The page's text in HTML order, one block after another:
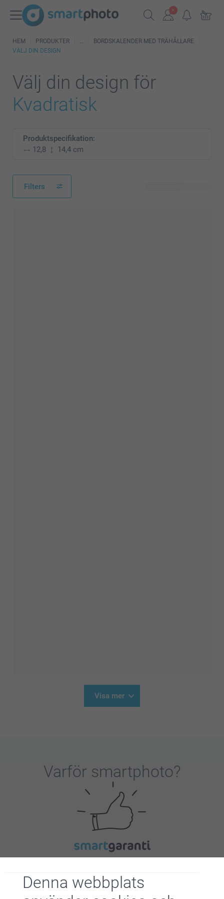
Denna webbplats
HEM PRODUKTER
BORDSKALENDER MED TRÄHÅLLARE
VÄLJ DIN DESIGN
Välj din design för
Kvadratisk
Produktspecifikation:
12,8
14,4 cm
Filters
Visa mer
Varför smartphoto?